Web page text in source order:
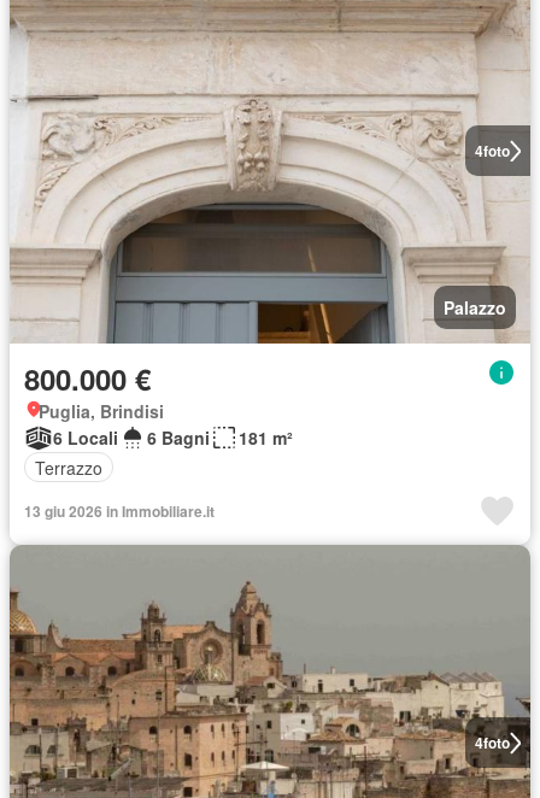
4foto
Palazzo
800.000 €
Puglia, Brindisi
6 Locali
6 Bagni
181 m²
Terrazzo
13 giu 2026 in Immobiliare.it
4foto